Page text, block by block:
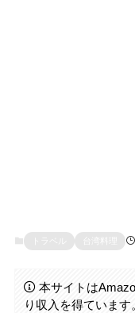
トラベル
本サイトは
り収入を得ています